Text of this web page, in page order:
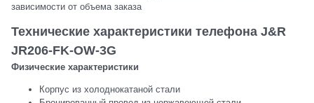
зависимости от объема заказа
Технические характеристики телефона J&R
JR206-FK-OW-3G
Физические характеристики
Корпус из холоднокатаной стали